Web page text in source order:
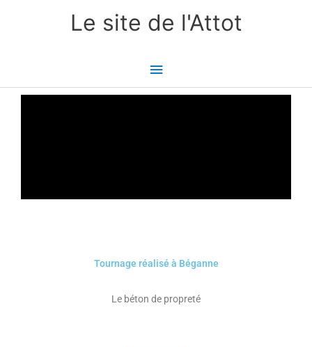
Le site de l'Attot
Menu
Tournage réalisé à Béganne
Le béton de propreté